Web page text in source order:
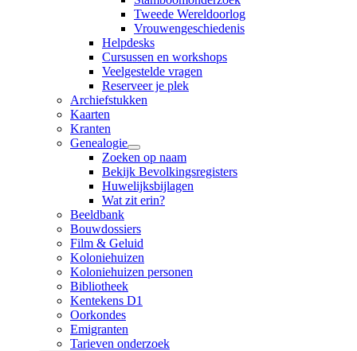
Tweede Wereldoorlog
Vrouwengeschiedenis
Helpdesks
Cursussen en workshops
Veelgestelde vragen
Reserveer je plek
Archiefstukken
Kaarten
Kranten
Genealogie
Zoeken op naam
Bekijk Bevolkingsregisters
Huwelijksbijlagen
Wat zit erin?
Beeldbank
Bouwdossiers
Film & Geluid
Koloniehuizen
Koloniehuizen personen
Bibliotheek
Kentekens D1
Oorkondes
Emigranten
Tarieven onderzoek